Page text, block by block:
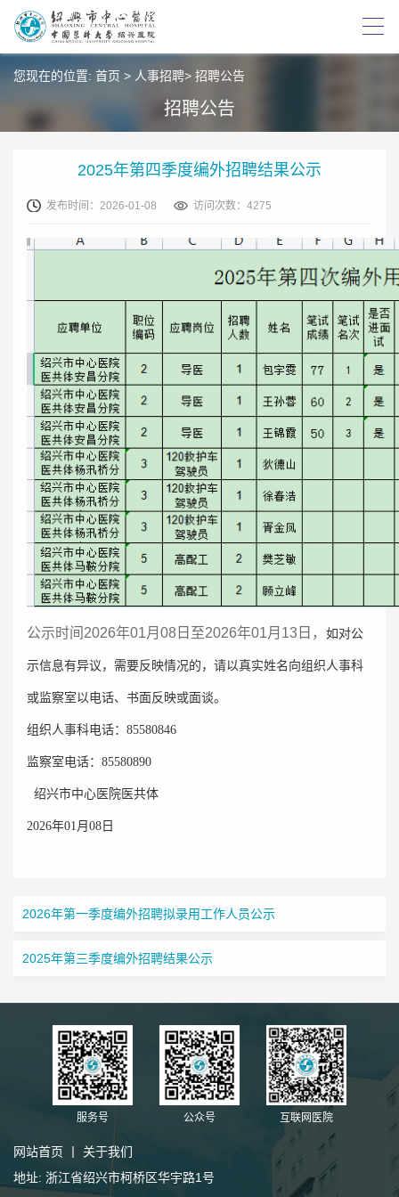
您现在的位置: 首页 > 人事招聘> 招聘公告
招聘公告
2025年第四季度编外招聘结果公示
发布时间：2026-01-08 访问次数：4275
公示时间2026年01月08日至2026年01月13日， 如对公
示信息有异议，需要反映情况的，请以真实姓名向组织人事科
或监察室以电话、书面反映或面谈。
组织人事科电话： 85580846
监察室电话： 85580890
绍兴市中心医院医共体
2026年01月08日
2026年第一季度编外招聘拟录用工作人员公示
2025年第三季度编外招聘结果公示
服务号 公众号 互联网医院
网站首页
关于我们
地址: 浙江省绍兴市柯桥区华宇路1号